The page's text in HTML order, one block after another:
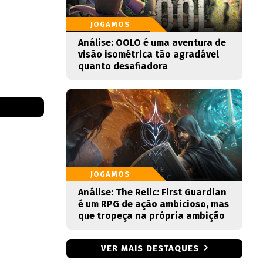
JOGAMOS
Análise: OOLO é uma aventura de
visão isométrica tão agradável
quanto desafiadora
JOGAMOS
Análise: The Relic: First Guardian
é um RPG de ação ambicioso, mas
que tropeça na própria ambição
VER MAIS DESTAQUES